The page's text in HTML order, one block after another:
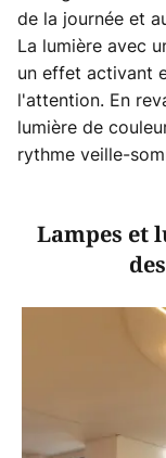
de la journée et
La lumière avec
un effet activant
l'attention. En
lumière de
rythme veille-
Lampes et